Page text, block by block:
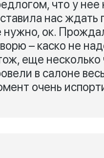
что у
нас
нужно, ок.
– каско не
еще несколько
в салоне
очень